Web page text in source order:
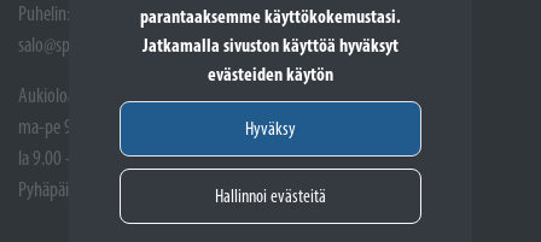
parantaaksemme käyttökokemustasi.
Jatkamalla sivuston käyttöä hyväksyt
evästeiden käytön
Hyväksy
Hallinnoi evästeitä
Puhelin: (02) 721 1400
salo@sporttikone.fi
Aukioloajat
ma-pe 9.00 - 17.00
la 9.00 - 14.00
Pyhäpäivät suljettuna